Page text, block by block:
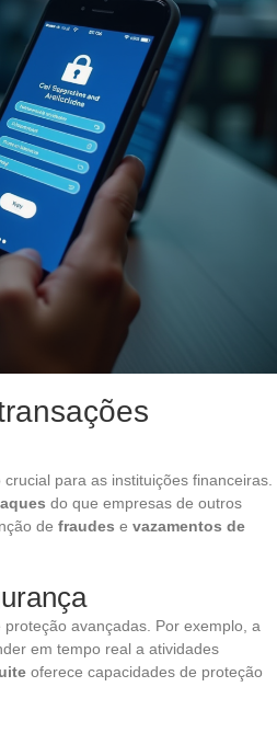
para as instituições financeiras.
do que empresas de outros
de fraudes e vazamentos de
avançadas. Por exemplo, a
em tempo real a atividades
oferece capacidades de proteção